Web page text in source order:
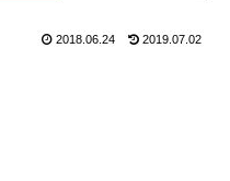
2018.06.24 2019.07.02